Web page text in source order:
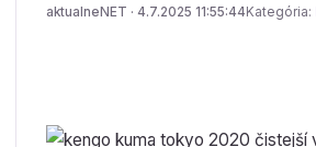
aktualneNET · 4.7.2025 11:55:44 Kategória: